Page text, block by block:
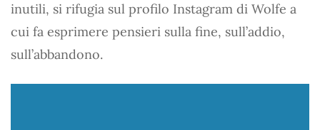
inutili, si rifugia sul profilo Instagram di Wolfe a
cui fa esprimere pensieri sulla fine, sull’addio,
sull’abbandono.